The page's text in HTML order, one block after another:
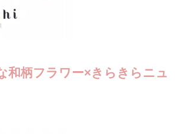
和柄フラワー×きらきらニュ